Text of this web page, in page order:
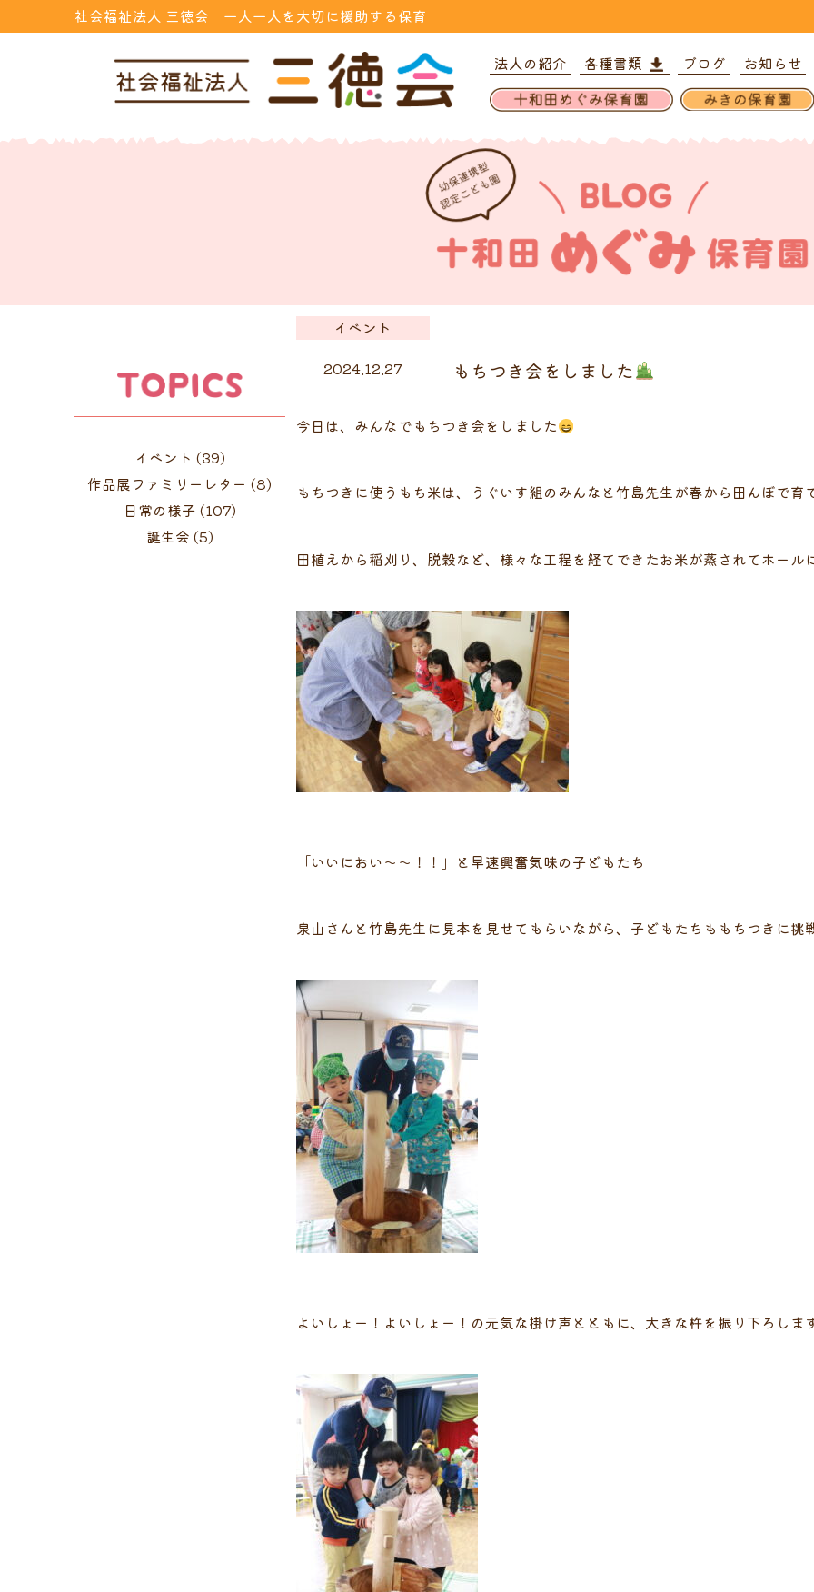
社会福祉法人 三徳会 一人一人を大切に援助する保育
法人の紹介 各種書類 ブログ お知らせ
イベント (39)
作品展ファミリーレター (8)
日常の様子 (107)
誕生会 (5)
イベント
2024.12.27
もちつき会をしました
今日は、みんなでもちつき会をしました
もちつきに使うもち米は、うぐいす組のみんなと竹島先生が春から田んぼで育
田植えから稲刈り、脱穀など、様々な工程を経てできたお米が蒸されてホー
「いいにおい～～！！」と早速興奮気味の子どもたち
泉山さんと竹島先生に見本を見せてもらいながら、子どもたちももちつきに挑
よいしょー！よいしょー！の元気な掛け声とともに、大きな杵を振り下ろしま